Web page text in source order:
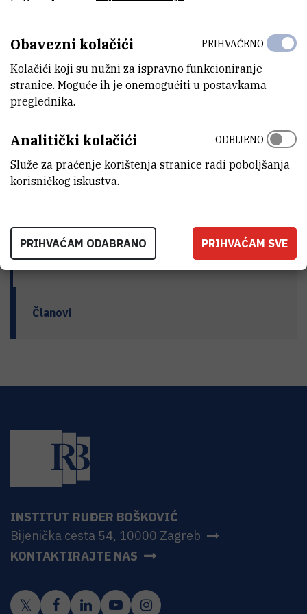
ibasic@irb.hr
Interni broj: 1259
ISTRAŽIVAČKI PROGRAMI
Asimetrična kataliza
Članovi
INSTITUT RUĐER BOŠKOVIĆ
Bijenička cesta 54, 10000 Zagreb
KONTAKTIRAJTE NAS
Obavezni kolačići
Kolačići koji su nužni za ispravno funkcioniranje
stranice. Moguće ih je onemogućiti u postavkama
preglednika.
PRIHVAĆENO
Analitički kolačići
Služe za praćenje korištenja stranice radi poboljšanja
korisničkog iskustva.
ODBIJENO
PRIHVAĆAM ODABRANO PRIHVAĆAM SVE